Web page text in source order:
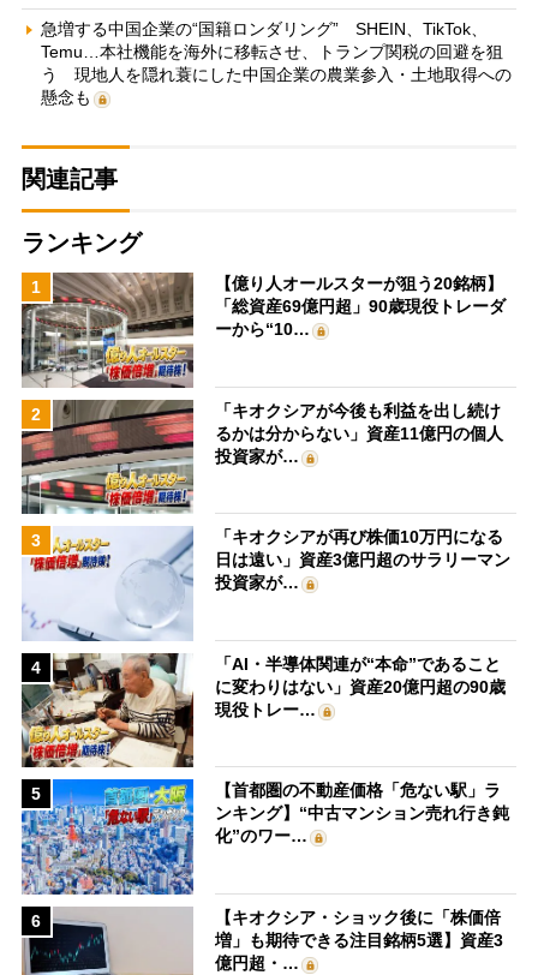
急増する中国企業の“国籍ロンダリング” SHEIN、TikTok、
Temu…本社機能を海外に移転させ、トランプ関税の回避を狙
う 現地人を隠れ蓑にした中国企業の農業参入・土地取得への
懸念も
関連記事
ランキング
1
【億り人オールスターが狙う20銘柄】
「総資産69億円超」90歳現役トレーダ
ーから“10…
2
「キオクシアが今後も利益を出し続け
るかは分からない」資産11億円の個人
投資家が…
3
「キオクシアが再び株価10万円になる
日は遠い」資産3億円超のサラリーマン
投資家が…
4
「AI・半導体関連が“本命”であること
に変わりはない」資産20億円超の90歳
現役トレー…
5
【首都圏の不動産価格「危ない駅」ラ
ンキング】“中古マンション売れ行き鈍
化”のワー…
6
【キオクシア・ショック後に「株価倍
増」も期待できる注目銘柄5選】資産3
億円超・…